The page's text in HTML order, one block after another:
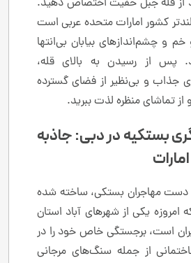
از قله جبل حفیت اختصاص دهید.
کشور امارات متحده عربی است
و چشم‌اندازهای بیابان بی‌انتها
پس از رسیدن به بالای قله،
جذاب و بی‌نظیر از فضای گسترده
و از تماشای منظره لذت ببرید.
بستکیه در دبی: جاذبه
از ۱۸۹۰ به دست مهاجران بستکی، ساخته شده
یکی از شهرهای آباد استان
است، برجستگی خاص خود را در
از جمله سنگ‌های مرجانی